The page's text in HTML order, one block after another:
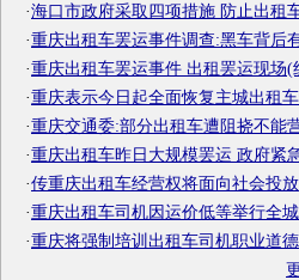
·海口市政府采取四项措施 防止出租
·重庆出租车罢运事件调查:黑车背后
·重庆出租车罢运事件 出租罢运现场(
·重庆表示今日起全面恢复主城出租
·重庆交通委:部分出租车遭阻挠不能
·重庆出租车昨日大规模罢运 政府紧
·传重庆出租车经营权将面向社会投放
·重庆出租车司机因运价低等举行全
·重庆将强制培训出租车司机职业道德